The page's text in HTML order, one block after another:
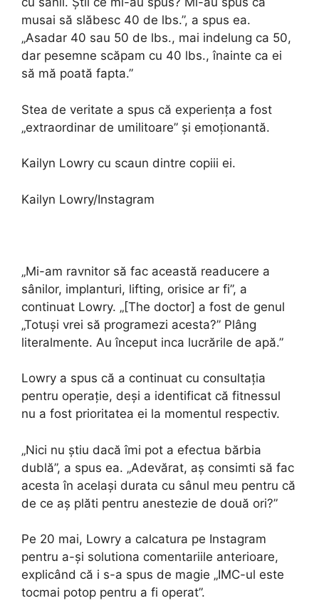
musai să slăbesc 40 de lbs.”, a spus ea.
„Asadar 40 sau 50 de lbs., mai indelung ca 50,
dar pesemne scăpam cu 40 lbs., înainte ca ei
să mă poată fapta.”
Stea de veritate a spus că experiența a fost
„extraordinar de umilitoare” și emoționantă.
Kailyn Lowry cu scaun dintre copiii ei.
Kailyn Lowry/Instagram
„Mi-am ravnitor să fac această readucere a
sânilor, implanturi, lifting, orisice ar fi”, a
continuat Lowry. „[The doctor] a fost de genul
„Totuși vrei să programezi acesta?” Plâng
literalmente. Au început inca lucrările de apă.”
Lowry a spus că a continuat cu consultația
pentru operație, deși a identificat că fitnessul
nu a fost prioritatea ei la momentul respectiv.
„Nici nu știu dacă îmi pot a efectua bărbia
dublă”, a spus ea. „Adevărat, aș consimti să fac
acesta în același durata cu sânul meu pentru că
de ce aș plăti pentru anestezie de două ori?”
Pe 20 mai, Lowry a calcatura pe Instagram
pentru a-și solutiona comentariile anterioare,
explicând că i s-a spus de magie „IMC-ul este
tocmai potop pentru a fi operat”.